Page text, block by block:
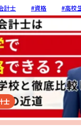
計士 #資格 #高校
士